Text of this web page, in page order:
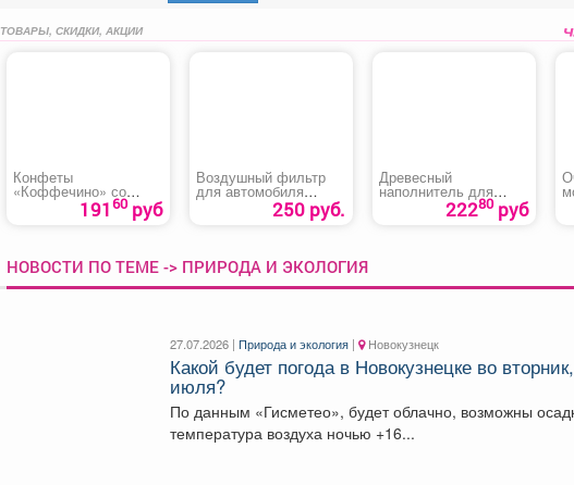
ТОВАРЫ, СКИДКИ, АКЦИИ
Конфеты
«Коффечино» со
вкусом тирамису
19160руб
Воздушный фильтр
для автомобиля
«Hyundai Matrix»250 руб.
Древесный
наполнитель для
лотков «Лапки в
22280руб
НОВОСТИ ПО ТЕМЕ -> ПРИРОДА И ЭКОЛОГИЯ
27.07.2026 |Природа и экология | Новокузнецк
Какой будет погода в Новокузнецке во
июля?
По данным «Гисметео», будет облачно, возможны осадки,
температура воздуха ночью +16...